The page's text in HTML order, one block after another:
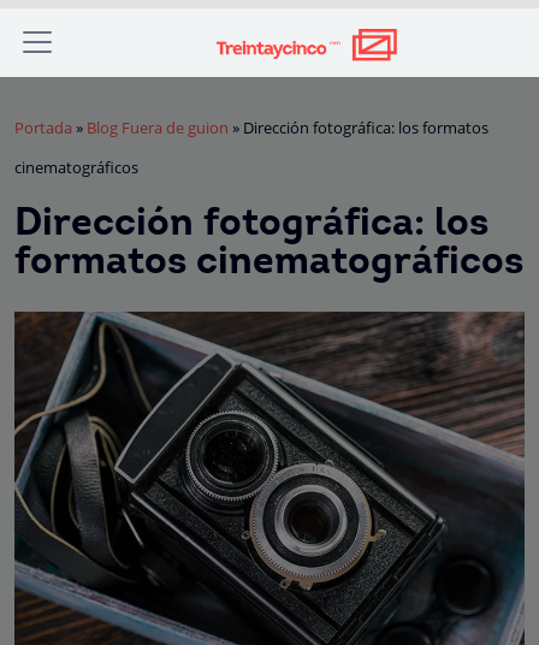
Portada » Blog Fuera de guion » Dirección fotográfica: los formatos
cinematográficos
Dirección fotográfica: los
formatos cinematográficos